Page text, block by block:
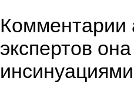
Комментарии
экспертов